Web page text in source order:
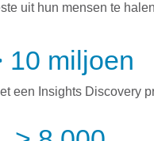
uit hun mensen te
10 miljoen
een Insights Discovery